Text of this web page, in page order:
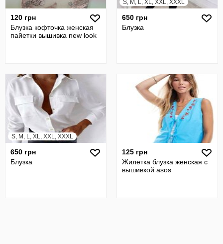
120 грн
Блузка кофточка женская
пайетки вышивка new look
S, M, L, XL, XXL, XXXL
650 грн
Блузка
S, M, L, XL, XXL, XXXL
650 грн
Блузка
125 грн
Жилетка блузка женская с
вышивкой asos